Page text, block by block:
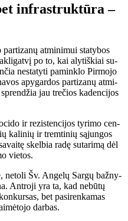
in­fra­struk­tū­ra –
at­mi­ni­mui sta­ty­bos
po to, kai aly­tiš­kiai su­
ne­sta­ty­ti pa­min­klo Pir­mo­jo
apy­gar­dos par­ti­za­nų at­mi­
jau tre­čios ka­den­ci­jos
ir re­zis­ten­ci­jos ty­ri­mo cen­
ka­li­nių ir trem­ti­nių są­jun­gos
skel­bia ra­dę su­ta­ri­mą dėl
vie­tos.
ne­to­li Šv. An­ge­lų Sar­gų baž­ny­
Ant­ro­ji yra ta, kad ne­bū­tų
bet pa­si­ren­ka­mas
dar­bas.